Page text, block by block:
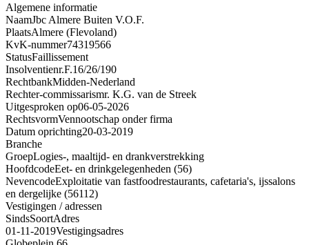
Algemene informatie
NaamJbc Almere Buiten V.O.F.
PlaatsAlmere (Flevoland)
KvK-nummer74319566
StatusFaillissement
Insolventienr.F.16/26/190
RechtbankMidden-Nederland
Rechter-commissarismr. K.G. van de Streek
Uitgesproken op06-05-2026
RechtsvormVennootschap onder firma
Datum oprichting20-03-2019
Branche
GroepLogies-, maaltijd- en drankverstrekking
HoofdcodeEet- en drinkgelegenheden (56)
NevencodeExploitatie van fastfoodrestaurants, cafetaria's, ijssalons
en dergelijke (56112)
Vestigingen / adressen
SindsSoortAdres
01-11-2019Vestigingsadres